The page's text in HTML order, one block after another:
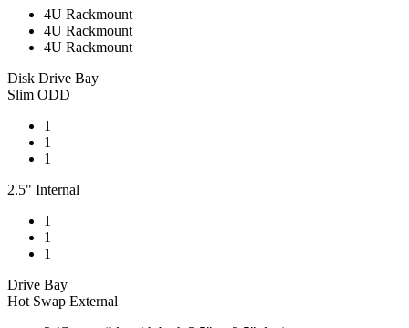
4U Rackmount
4U Rackmount
4U Rackmount
Disk Drive Bay
Slim ODD
1
1
1
2.5" Internal
1
1
1
Drive Bay
Hot Swap External